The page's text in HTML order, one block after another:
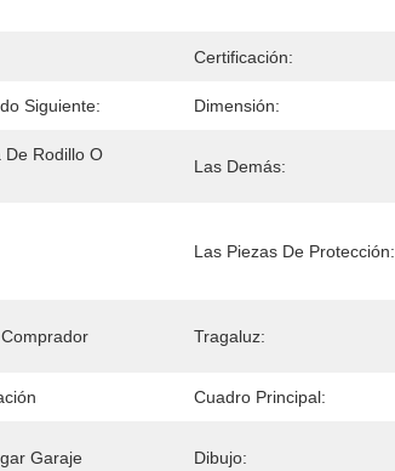
Certificación:
Siguiente: Dimensión:
De Rodillo O
Las Demás:
Las Piezas De Protección:
Tragaluz:
Cuadro Principal:
Garaje Dibujo: